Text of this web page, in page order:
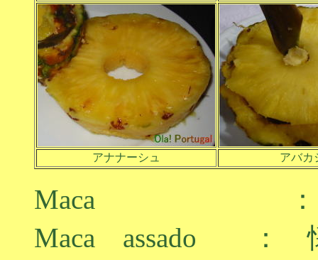
アナナーシュ アバカ
Maca ：
Maca assado ： 懐